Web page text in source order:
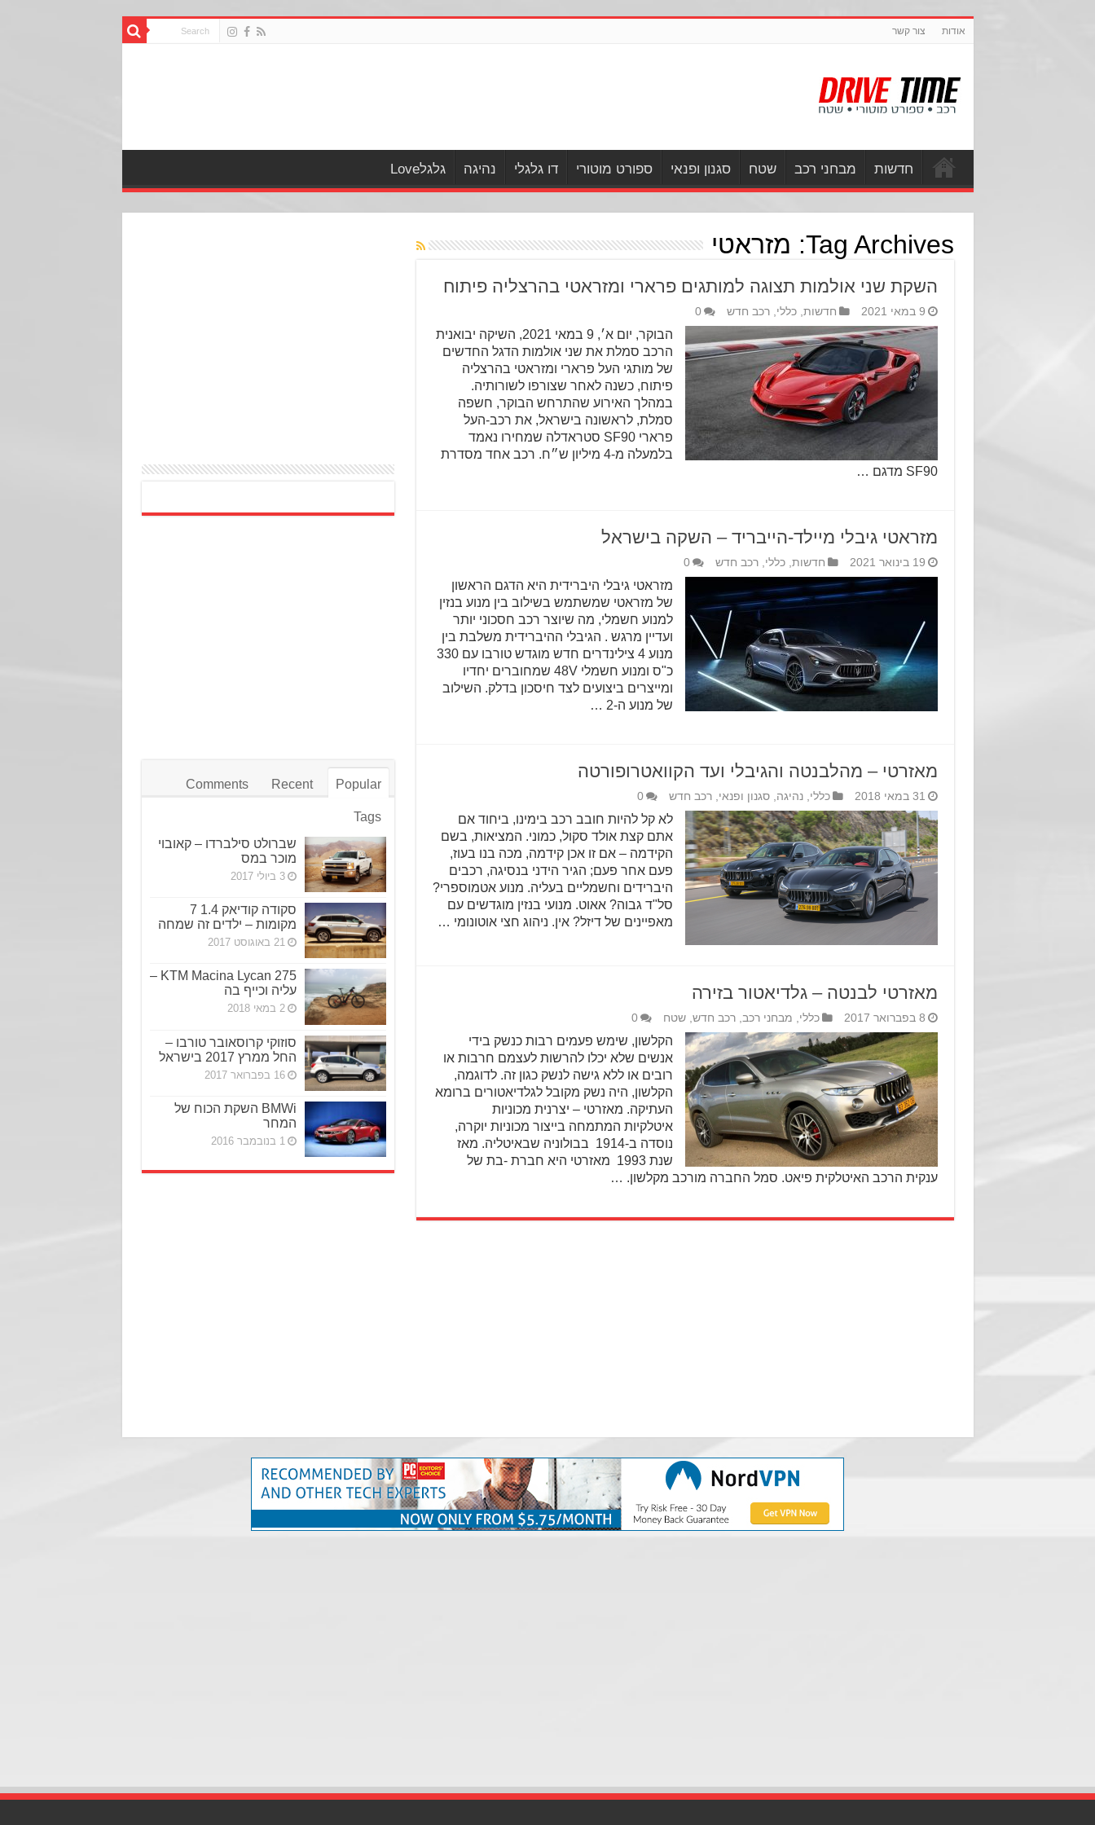
אודות צור קשר
חדשות מבחני רכב שטח סגנון ופנאי ספורט מוטורי דו גלגלי נהיגה גלגלLove
Tag Archives: מזראטי
השקת שני אולמות תצוגה למותגים פרארי ומזראטי בהרצליה פיתוח
9 במאי 2021 חדשות,כללי,רכב חדש 0
הבוקר, יום א׳, 9 במאי 2021, השיקה יבואנית
הרכב סמלת את שני אולמות הדגל החדשים
של מותגי העל פרארי ומזראטי בהרצליה
פיתוח, כשנה לאחר שצורפו לשורותיה.
במהלך האירוע שהתרחש הבוקר, חשפה
סמלת, לראשונה בישראל, את רכב-העל
פרארי SF90 סטראדלה שמחירו נאמד
בלמעלה מ-4 מיליון ש״ח. רכב אחד מסדרת
SF90 מדגם …
מזראטי גיבלי מיילד-הייבריד – השקה בישראל
19 בינואר 2021 חדשות,כללי,רכב חדש 0
מזראטי גיבלי היברידית היא הדגם הראשון
של מזראטי שמשתמש בשילוב בין מנוע בנזין
למנוע חשמלי, מה שיוצר רכב חסכוני יותר
ועדיין מרגש . הגיבלי ההיברידית משלבת בין
מנוע 4 צילינדרים חדש מוגדש טורבו עם 330
כ"ס ומנוע חשמלי 48V שמחוברים יחדיו
ומייצרים ביצועים לצד חיסכון בדלק. השילוב
של מנוע ה-2 …
מאזרטי – מהלבנטה והגיבלי ועד הקוואטרופורטה
31 במאי 2018 כללי,נהיגה,סגנון ופנאי,רכב חדש 0
לא קל להיות חובב רכב בימינו, ביחוד אם
אתם קצת אולד סקול, כמוני. המציאות, בשם
הקידמה – אם זו אכן קידמה, מכה בנו בעוז,
פעם אחר פעם; הגיר הידני בנסיגה, רכבים
היברידים וחשמליים בעליה. מנוע אטמוספרי?
סל"ד גבוה? אאוט. מנועי בנזין מוגדשים עם
מאפיינים של דיזל? אין. ניהוג חצי אוטונומי …
מאזרטי לבנטה – גלדיאטור בזירה
8 בפברואר 2017 כללי, מבחני רכב,רכב חדש,שטח 0
הקלשון, שימש פעמים רבות כנשק בידי
אנשים שלא יכלו להרשות לעצמם חרבות או
רובים או ללא גישה לנשק כגון זה. לדוגמה,
הקלשון, היה נשק מקובל לגלדיאטורים ברומא
העתיקה. מאזרטי – יצרנית מכוניות
איטלקיות המתמחה בייצור מכוניות יוקרה,
נוסדה ב-1914 בבולוניה שבאיטליה. מאז
שנת 1993 מאזרטי היא חברת -בת של
ענקית הרכב האיטלקית פיאט. סמל החברה מורכב מקלשון. …
Popular
Recent
Comments
Tags
שברולט סילברדו – קאובוי
מוכר במס
3 ביולי 2017
סקודה קודיאק 1.4 7
מקומות – ילדים זה שמחה
21 באוגוסט 2017
KTM Macina Lycan 275 –
עליה וכייף בה
2 במאי 2018
סוזוקי קרוסאובר טורבו –
החל ממרץ 2017 בישראל
16 בפברואר 2017
BMWi השקת הכוח של
המחר
1 בנובמבר 2016